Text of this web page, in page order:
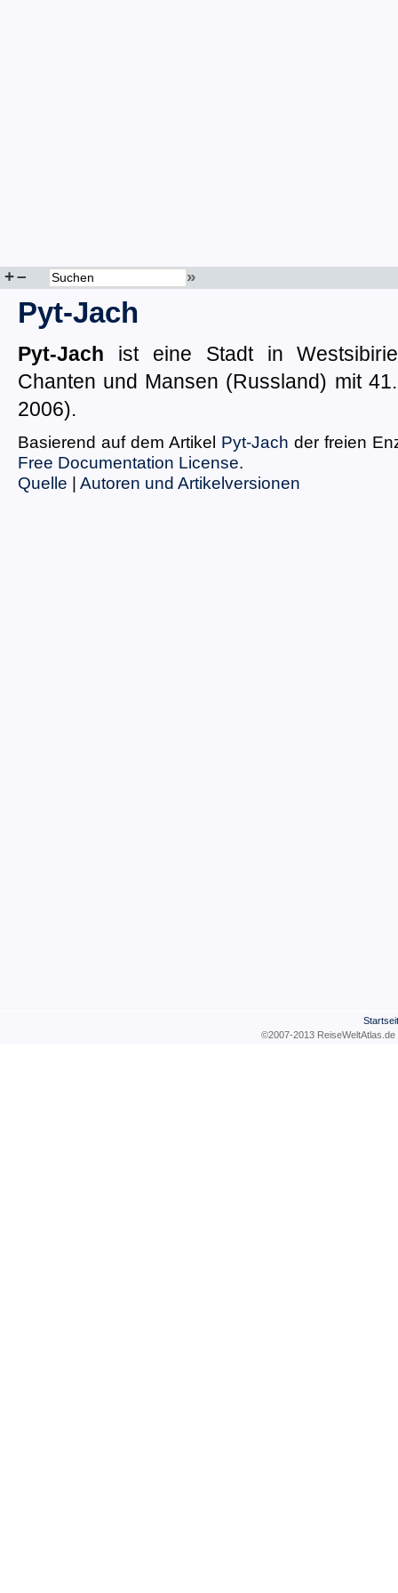
+– »
Pyt-Jach
Pyt-Jach ist eine Stadt in
Chanten und Mansen (Russland) mit
2006).
Basierend auf dem Artikel Pyt-Jach der freien
Free Documentation License.
Quelle | Autoren und Artikelversionen
©2007-2013